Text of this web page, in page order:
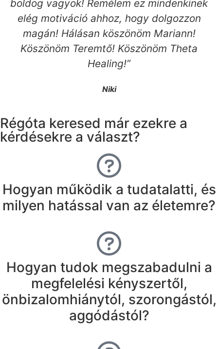
boldog vagyok! Remélem ez mindenkinek
elég motiváció ahhoz, hogy dolgozzon
magán! Hálásan köszönöm Mariann!
Köszönöm Teremtő! Köszönöm Theta
Healing!”
Niki
Régóta keresed már ezekre a
kérdésekre a választ?
Hogyan működik a tudatalatti, és
milyen hatással van az életemre?
Hogyan tudok megszabadulni a
megfelelési kényszertől,
önbizalomhiánytól, szorongástól,
aggódástól?